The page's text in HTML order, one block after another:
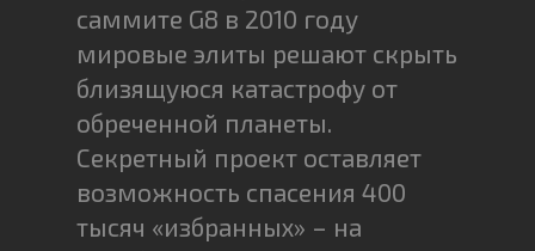
саммите G8 в 2010 году
мировые элиты решают скрыть
близящуюся катастрофу от
обреченной планеты.
Секретный проект оставляет
возможность спасения 400
тысяч «избранных» – на